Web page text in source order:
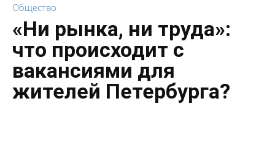
Общество
«Ни рынка, ни труда»:
что происходит с
вакансиями для
жителей Петербурга?